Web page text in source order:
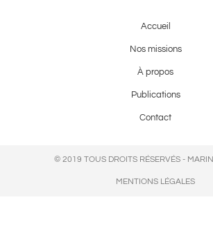
Accueil
Nos missions
À propos
Publications
Contact
© 2019 TOUS DROITS RÉSERVÉS -
MENTIONS LÉGALES